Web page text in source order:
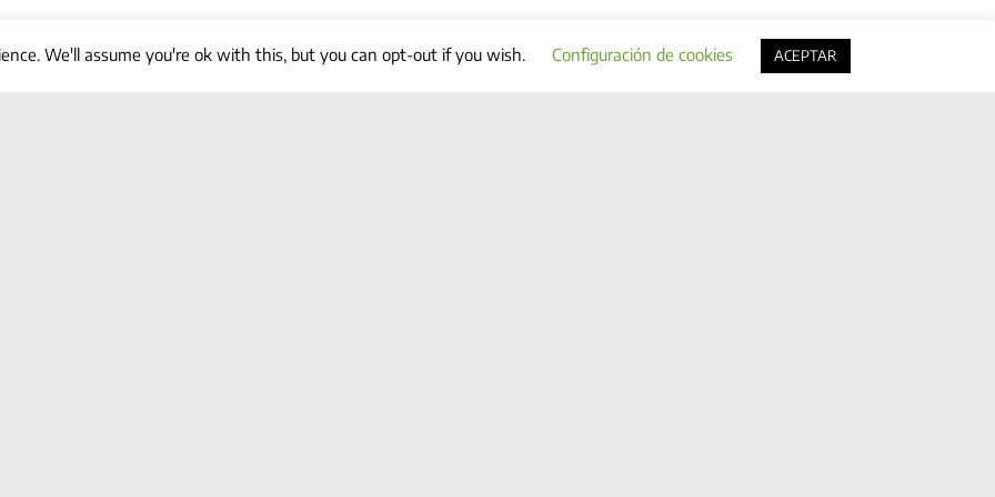
We'll assume you're ok with this, but you can opt-out if you wish. Configuración de cookies ACEPTAR